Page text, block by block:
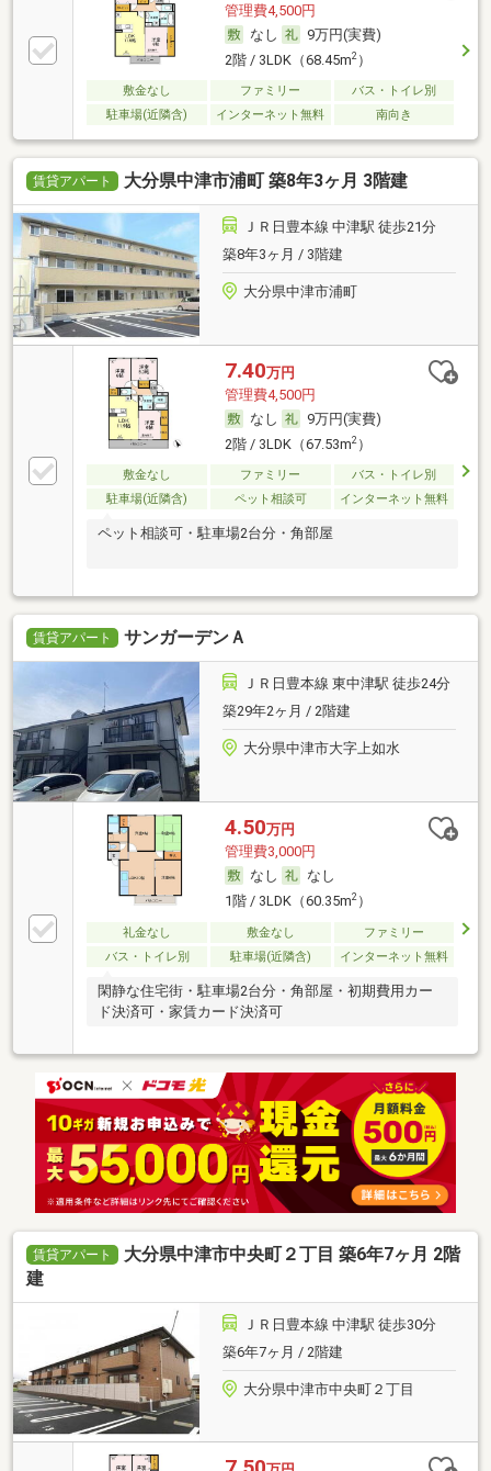
管理費4,500円
なし
9万円(実費)
2階 / 3LDK（68.45m2）
敷金なし ファミリー
バス・トイレ別
駐車場(近隣含)
インターネット無料 南向き
賃貸アパート 大分県中津市浦町 築8年3ヶ月 3階建
ＪＲ日豊本線 中津駅 徒歩21分
築8年3ヶ月 / 3階建
大分県中津市浦町
7.40万円
管理費4,500円
なし
9万円(実費)
2階 / 3LDK（67.53m2）
敷金なし ファミリー
バス・トイレ別
駐車場(近隣含)
ペット相談可 インターネット無料
ペット相談可・駐車場2台分・角部屋
賃貸アパート サンガーデンＡ
ＪＲ日豊本線 東中津駅 徒歩24分
築29年2ヶ月 / 2階建
大分県中津市大字上如水
4.50万円
管理費3,000円
なし
なし
1階 / 3LDK（60.35m2）
礼金なし 敷金なし
ファミリー
バス・トイレ別
駐車場(近隣含) インターネット無料
閑静な住宅街・駐車場2台分・角部屋・初期費用カー
ド決済可・家賃カード決済可
賃貸アパート
大分県中津市中央町２丁目 築6年7ヶ月 2階
建
ＪＲ日豊本線 中津駅 徒歩30分
築6年7ヶ月 / 2階建
大分県中津市中央町２丁目